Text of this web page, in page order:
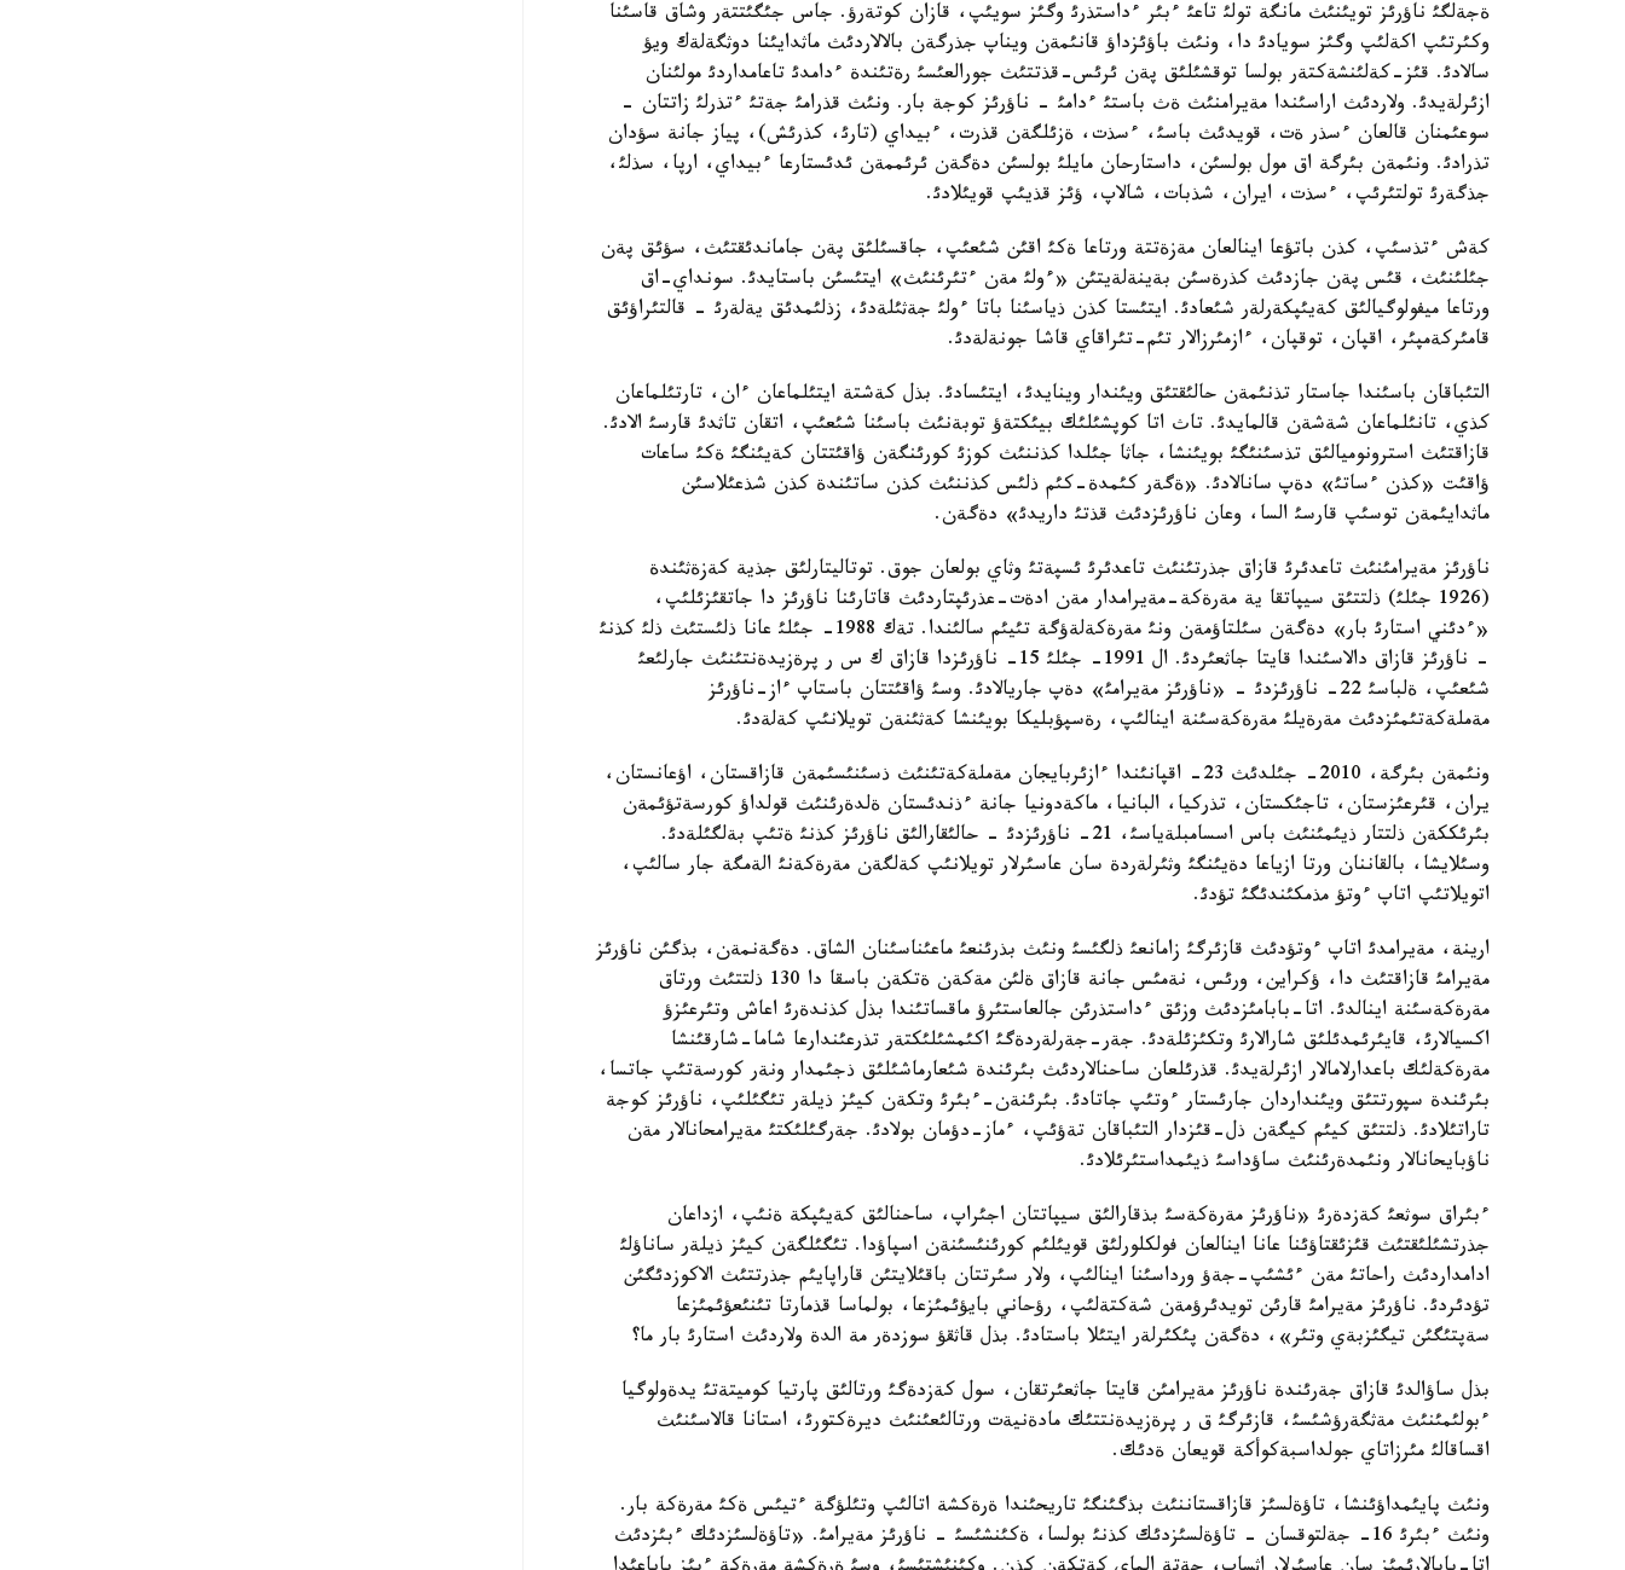
ةجةلگئ ناؤرئز تويئنئث مانگة تولئ تاعئ ءبئر ءداستذرئ وگئز سويئپ، قازان كوتةرؤ. جاس جئگئتتةر وشاق قاسئنا
وكئرتئپ اكةلئپ وگئز سويادئ دا، ونئث باؤئزداؤ قانئمةن ويناپ جذرگةن بالالاردئث ماثدايئنا دوثگةلةك ويؤ
سالادئ. قئز-كةلئنشةكتةر بولسا توقشئلئق پةن ئرئس-قذتتئث جورالعئسئ رةتئندة ءدامدئ تاعامداردئ مولئنان
ازئرلةيدئ. ولاردئث اراسئندا مةيرامنئث ةث باستئ ءدامئ - ناؤرئز كوجة بار. ونئث قذرامئ جةتئ ءتذرلئ زاتتان -
سوعئمنان قالعان ءسذر ةت، قويدئث باسئ، ءسذت، ةزئلگةن قذرت، ءبيداي (تارئ، كذرئش)، پياز جانة سؤدان
تذرادئ. ونئمةن بئرگة اق مول بولسئن، داستارحان مايلئ بولسئن دةگةن ئرئممةن ئدئستارعا ءبيداي، ارپا، سذلئ،
جذگةرئ تولتئرئپ، ءسذت، ايران، شذبات، شالاپ، ؤئز قذيئپ قويئلادئ.
كةش ءتذسئپ، كذن باتؤعا اينالعان مةزةتتة ورتاعا ةكئ اقئن شئعئپ، جاقسئلئق پةن جاماندئقتئث، سؤئق پةن
جئلئنئث، قئس پةن جازدئث كذرةسئن بةينةلةيتئن «ءولئ مةن ءتئرئنئث» ايتئسئن باستايدئ. سونداي-اق
ورتاعا ميفولوگيالئق كةيئپكةرلةر شئعادئ. ايتئستا كذن ذياسئنا باتا ءولئ جةثئلةدئ، زذلئمدئق يةلةرئ - قالتئراؤئق
قامئركةمپئر، اقپان، توقپان، ءازمئرزالار تئم-تئراقاي قاشا جونةلةدئ.
التئباقان باسئندا جاستار تذنئمةن حالئقتئق ويئندار وينايدئ، ايتئسادئ. بذل كةشتة ايتئلماعان ءان، تارتئلماعان
كذي، تانئلماعان شةشةن قالمايدئ. تاث اتا كوپشئلئك بيئكتةؤ توبةنئث باسئنا شئعئپ، اتقان تاثدئ قارسئ الادئ.
قازاقتئث استرونوميالئق تذسئنئگئ بويئنشا، جاثا جئلدا كذننئث كوزئ كورئنگةن ؤاقئتتان كةيئنگئ ةكئ ساعات
ؤاقئت «كذن ءساتئ» دةپ سانالادئ. «ةگةر كئمدة-كئم ذلئس كذننئث كذن ساتئندة كذن شذعئلاسئن
ماثدايئمةن توسئپ قارسئ السا، وعان ناؤرئزدئث قذتئ داريدئ» دةگةن.
ناؤرئز مةيرامئنئث تاعدئرئ قازاق جذرتئنئث تاعدئرئ ئسپةتئ وثاي بولعان جوق. توتاليتارلئق جذية كةزةثئندة
(1926 جئلئ) ذلتتئق سيپاتقا ية مةرةكة-مةيرامدار مةن ادةت-عذرئپتاردئث قاتارئنا ناؤرئز دا جاتقئزئلئپ،
«ءدئني استارئ بار» دةگةن سئلتاؤمةن ونئ مةرةكةلةؤگة تئيئم سالئندا. تةك 1988- جئلئ عانا ذلئستئث ذلئ كذنئ
- ناؤرئز قازاق دالاسئندا قايتا جاثعئردئ. ال 1991- جئلئ 15- ناؤرئزدا قازاق ك س ر پرةزيدةنتئنئث جارلئعئ
شئعئپ، ةلباسئ 22- ناؤرئزدئ - «ناؤرئز مةيرامئ» دةپ جاريالادئ. وسئ ؤاقئتتان باستاپ ءاز-ناؤرئز
مةملةكةتئمئزدئث مةرةيلئ مةرةكةسئنة اينالئپ، رةسپؤبليكا بويئنشا كةثئنةن تويلانئپ كةلةدئ.
ونئمةن بئرگة، 2010- جئلدئث 23- اقپانئندا ءازئربايجان مةملةكةتئنئث ذسئنئسئمةن قازاقستان، اؤعانستان،
يران، قئرعئزستان، تاجئكستان، تذركيا، البانيا، ماكةدونيا جانة ءذندئستان ةلدةرئنئث قولداؤ كورسةتؤئمةن
بئرئككةن ذلتتار ذيئمئنئث باس اسسامبلةياسئ، 21- ناؤرئزدئ - حالئقارالئق ناؤرئز كذنئ ةتئپ بةلگئلةدئ.
وسئلايشا، بالقاننان ورتا ازياعا دةيئنگئ وثئرلةردة سان عاسئرلار تويلانئپ كةلگةن مةرةكةنئ الةمگة جار سالئپ،
اتويلاتئپ اتاپ ءوتؤ مذمكئندئگئ تؤدئ.
ارينة، مةيرامدئ اتاپ ءوتؤدئث قازئرگئ زامانعئ ذلگئسئ ونئث بذرئنعئ ماعئناسئنان الشاق. دةگةنمةن، بذگئن ناؤرئز
مةيرامئ قازاقتئث دا، ؤكراين، ورئس، نةمئس جانة قازاق ةلئن مةكةن ةتكةن باسقا دا 130 ذلتتئث ورتاق
مةرةكةسئنة اينالدئ. اتا-بابامئزدئث وزئق ءداستذرئن جالعاستئرؤ ماقساتئندا بذل كذندةرئ اعاش وتئرعئزؤ
اكسيالارئ، قايئرئمدئلئق شارالارئ وتكئزئلةدئ. جةر-جةرلةردةگئ اكئمشئلئكتةر تذرعئندارعا شاما-شارقئنشا
مةرةكةلئك باعدارلامالار ازئرلةيدئ. قذرئلعان ساحنالاردئث بئرئندة شئعارماشئلئق ذجئمدار ونةر كورسةتئپ جاتسا،
بئرئندة سپورتتئق ويئنداردان جارئستار ءوتئپ جاتادئ. بئرئنةن-ءبئرئ وتكةن كيئز ذيلةر تئگئلئپ، ناؤرئز كوجة
تاراتئلادئ. ذلتتئق كيئم كيگةن ذل-قئزدار التئباقان تةؤئپ، ءماز-دؤمان بولادئ. جةرگئلئكتئ مةيرامحانالار مةن
ناؤبايحانالار ونئمدةرئنئث ساؤداسئ ذيئمداستئرئلادئ.
ءبئراق سوثعئ كةزدةرئ «ناؤرئز مةرةكةسئ بذقارالئق سيپاتتان اجئراپ، ساحنالئق كةيئپكة ةنئپ، ازداعان
جذرتشئلئقتئث قئزئقتاؤئنا عانا اينالعان فولكلورلئق قويئلئم كورئنئسئنةن اسپاؤدا. تئگئلگةن كيئز ذيلةر ساناؤلئ
ادامداردئث راحاتئ مةن ءئشئپ-جةؤ ورداسئنا اينالئپ، ولار سئرتتان باقئلايتئن قاراپايئم جذرتتئث الاكوزدئگئن
تؤدئردئ. ناؤرئز مةيرامئ قارئن تويدئرؤمةن شةكتةلئپ، رؤحاني بايؤئمئزعا، بولماسا قذمارتا تئنئعؤئمئزعا
سةپتئگئن تيگئزبةي وتئر»، دةگةن پئكئرلةر ايتئلا باستادئ. بذل قاثقؤ سوزدةر مة الدة ولاردئث استارئ بار ما؟
بذل ساؤالدئ قازاق جةرئندة ناؤرئز مةيرامئن قايتا جاثعئرتقان، سول كةزدةگئ ورتالئق پارتيا كوميتةتئ يدةولوگيا
ءبولئمئنئث مةثگةرؤشئسئ، قازئرگئ ق ر پرةزيدةنتتئك مادةنيةت ورتالئعئنئث ديرةكتورئ، استانا قالاسئنئث
اقساقالئ مئرزاتاي جولداسبةكوأكة قويعان ةدئك.
ونئث پايئمداؤئنشا، تاؤةلسئز قازاقستاننئث بذگئنگئ تاريحئندا ةرةكشة اتالئپ وتئلؤگة ءتيئس ةكئ مةرةكة بار.
ونئث ءبئرئ 16- جةلتوقسان - تاؤةلسئزدئك كذنئ بولسا، ةكئنشئسئ - ناؤرئز مةيرامئ. «تاؤةلسئزدئك ءبئزدئث